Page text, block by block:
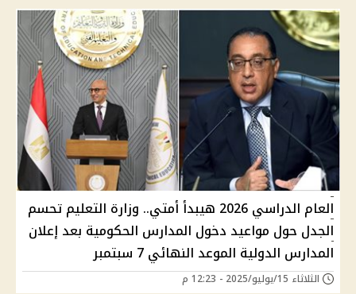
العام الدراسي 2026 هيبدأ أمتي.. وزارة التعليم تحسم
الجدل حول مواعيد دخول المدارس الحكومية بعد إعلان
المدارس الدولية الموعد النهائي 7 سبتمبر
الثلاثاء 15/يوليو/2025 - 12:23 م